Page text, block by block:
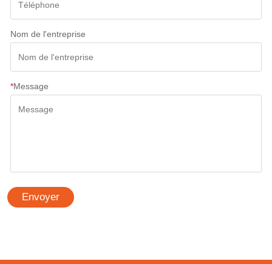
Nom de l'entreprise
*Message
Envoyer